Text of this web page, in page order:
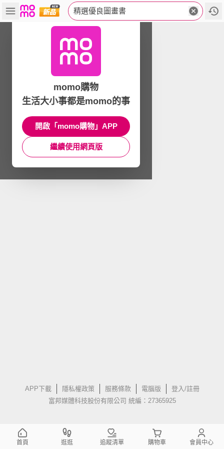
精選優良圖畫書
APP下載 隱私權政策 服務條款 電腦版
登入/註冊
富邦媒體科技股份有限公司 統編：27365925
momo購物
生活大小事都是momo的事
開啟「momo購物」APP
繼續使用網頁版
首頁 逛逛 追蹤清單 購物車 會員中心